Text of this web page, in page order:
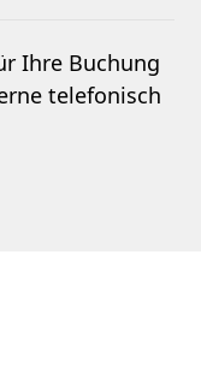
Ihre Buchung
telefonisch